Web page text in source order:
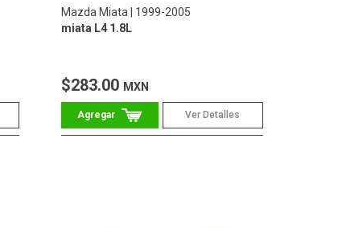
Mazda Miata
1999-2005
miata L4 1.8L
$283.00 MXN
Ver Detalles